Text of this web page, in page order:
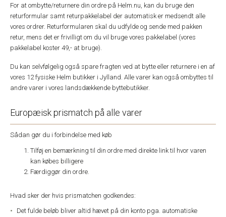
For at ombytte/returnere din ordre på Helm.nu, kan du bruge den
returformular samt returpakkelabel der automatisk er medsendt alle
vores ordrer. Returformularen skal du udfylde og sende med pakken
retur, mens det er frivilligt om du vil bruge vores pakkelabel (vores
pakkelabel koster 49,- at bruge).
Du kan selvfølgelig også spare fragten ved at bytte eller returnere i en af
vores 12 fysiske Helm butikker i Jylland. Alle varer kan også ombyttes til
andre varer i vores landsdækkende byttebutikker.
Europæisk prismatch på alle varer
Sådan gør du i forbindelse med køb
Tilføj en bemærkning til din ordre med direkte link til hvor varen
kan købes billigere
Færdiggør din ordre.
Hvad sker der hvis prismatchen godkendes:
Det fulde beløb bliver altid hævet på din konto pga. automatiske